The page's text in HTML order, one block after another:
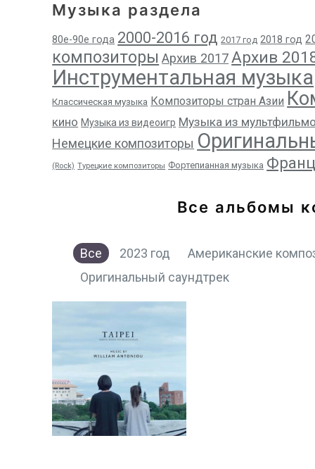
Музыка раздела
80е-90е года 2000-2016 год 2017 год 2018 год
композиторы Архив 2017Архив
Инструментальная музыка
Классическая музыка Композиторы стран Азии
кино Музыка из видеоигр Музыка из
Немецкие композиторы
(Rock) Турецкие композиторы Фортепианная музыка
Все альбомы
Все 2023 год
Американские
Оригинальный саундтрек